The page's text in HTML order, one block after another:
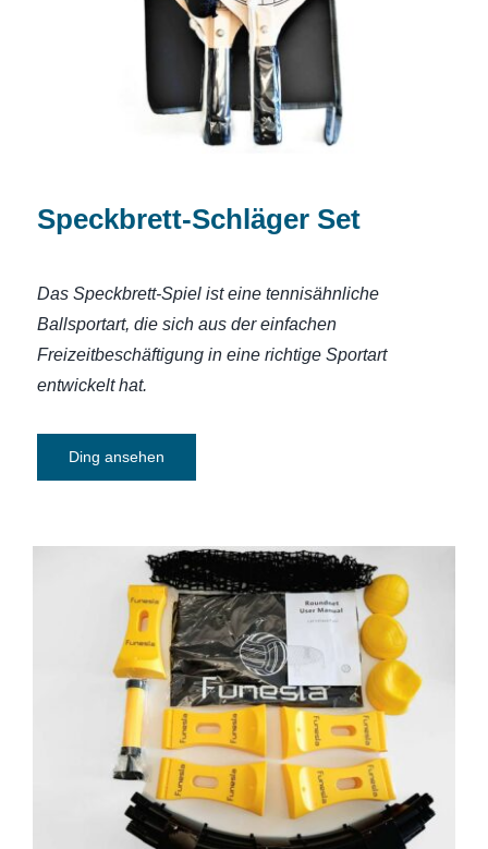
Speckbrett-Schläger Set
Das Speckbrett-Spiel ist eine tennisähnliche
Ballsportart, die sich aus der einfachen
Freizeitbeschäftigung in eine richtige Sportart
entwickelt hat.
Ding ansehen
Spikeball (Funesla)